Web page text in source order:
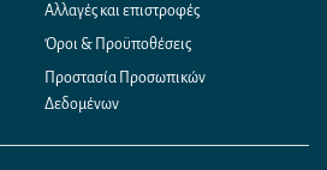
Αλλαγές και επιστροφές
Όροι & Προϋποθέσεις
Προστασία Προσωπικών
Δεδομένων